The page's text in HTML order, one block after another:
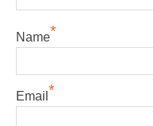
Name*
Email *